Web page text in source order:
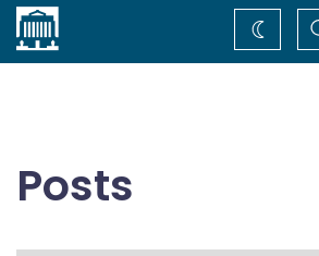
Accueil
de
Posts